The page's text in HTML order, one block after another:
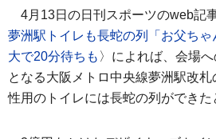
4月13日の日刊スポーツのweb記
夢洲駅トイレも長蛇の列「お父ち
大で20分待ちも 〉によれば、会場
となる大阪メトロ中央線夢洲駅改
性用のトイレには長蛇の列ができた